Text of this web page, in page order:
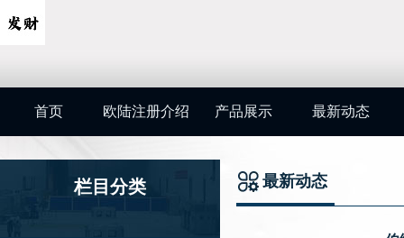
首页 欧陆注册介绍 产品展示 最新动态
栏目分类 最新动态